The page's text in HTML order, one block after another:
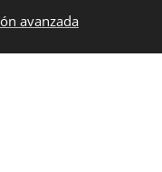
avanzada